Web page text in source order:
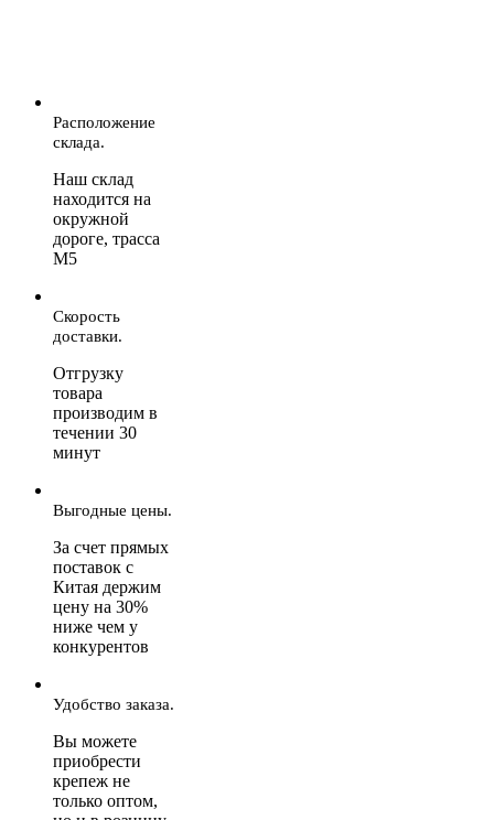
Расположение
склада.
Наш склад
находится на
окружной
дороге, трасса
М5
Скорость
доставки.
Отгрузку
товара
производим в
течении 30
минут
Выгодные цены.
За счет прямых
поставок с
Китая держим
цену на 30%
ниже чем у
конкурентов
Удобство заказа.
Вы можете
приобрести
крепеж не
только оптом,